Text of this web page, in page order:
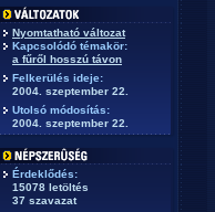
Nyomtatható változat
Kapcsolódó témakör:
a fűről hosszú távon
Felkerülés ideje:
2004. szeptember 22.
Utolsó módosítás:
2004. szeptember 22.
Érdeklődés:
15078 letöltés
37 szavazat